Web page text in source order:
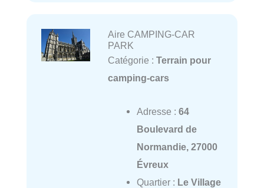
Aire CAMPING-CAR
PARK
Catégorie : Terrain pour
camping-cars
Adresse : 64
Boulevard de
Normandie, 27000
Évreux
Quartier : Le Village